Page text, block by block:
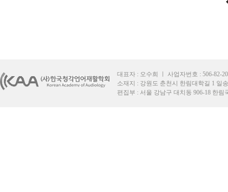
대표자 : 오수희 ㅣ 사업자번호 : 506-82-
소재지 : 강원도 춘천시 한림대학길 1 일
편집부 : 서울 강남구 대치동 906-18 한